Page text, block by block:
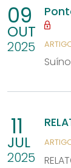
09
OUT
2025
11
JUL
2025